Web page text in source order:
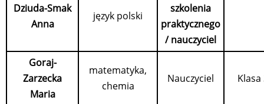
Dziuda-Smak
Anna
język polski
szkolenia
praktycznego
/ nauczyciel
Goraj-
Zarzecka
Maria
matematyka,
chemia
Nauczyciel Klasa